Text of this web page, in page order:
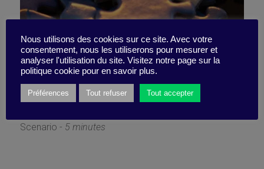
Scenario Crossfire
Collaboration
Scenario - 5 minutes
Nous utilisons des cookies sur ce site. Avec votre
consentement, nous les utiliserons pour mesurer et
analyser l'utilisation du site. Visitez notre page sur la
politique cookie pour en savoir plus.
Préférences Tout refuser Tout accepter